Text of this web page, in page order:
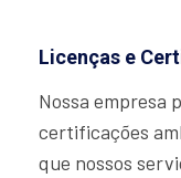
Licenças e
Nossa empresa
certificações
que nossos